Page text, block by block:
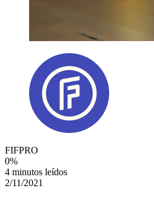
FIFPRO
0%
4 minutos leídos
2/11/2021